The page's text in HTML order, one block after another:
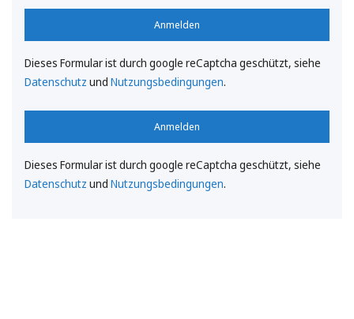
Anmelden
Dieses Formular ist durch google reCaptcha geschützt, siehe
Datenschutz und Nutzungsbedingungen.
Anmelden
Dieses Formular ist durch google reCaptcha geschützt, siehe
Datenschutz und Nutzungsbedingungen.